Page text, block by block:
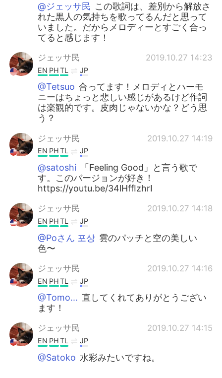
@ジェッサ民 この歌詞は、差別から解放さ
れた黒人の気持ちを歌ってるんだと思って
いました。だからメロディーとすごく合っ
てると感じます！
ジェッサ民 2019.10.27 14:23
EN PHTL JP
@Tetsuo 合ってます！メロディとハーモ
ニーはちょっと悲しい感じがあるけど作詞
は楽観的です。皮肉じゃないかな？どう思
う？
ジェッサ民 2019.10.27 14:19
EN PHTL JP
@satoshi
「Feeling Good」と言う歌で
す。このバージョンが好き！
https://youtu.be/34lHffIzhrI
ジェッサ民 2019.10.27 14:18
EN PHTL JP
@Poさん 포상 雲のパッチと空の美しい
色〜
ジェッサ民 2019.10.27 14:16
EN PHTL JP
@Tomo... 直してくれてありがとうござい
ます！
ジェッサ民 2019.10.27 14:15
EN PHTL JP
@Satoko 水彩みたいですね。